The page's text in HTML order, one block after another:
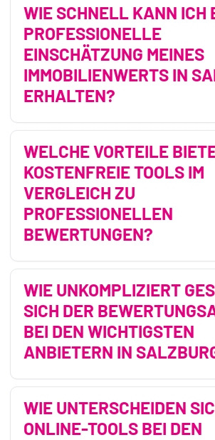
WIE SCHNELL KANN ICH
PROFESSIONELLE
EINSCHÄTZUNG MEINES
IMMOBILIENWERTS IN
ERHALTEN?
WELCHE VORTEILE
KOSTENFREIE TOOLS IM
VERGLEICH ZU
PROFESSIONELLEN
BEWERTUNGEN?
WIE UNKOMPLIZIERT
SICH DER
BEI DEN WICHTIGSTEN
ANBIETERN IN
WIE UNTERSCHEIDEN
ONLINE-TOOLS BEI DEN